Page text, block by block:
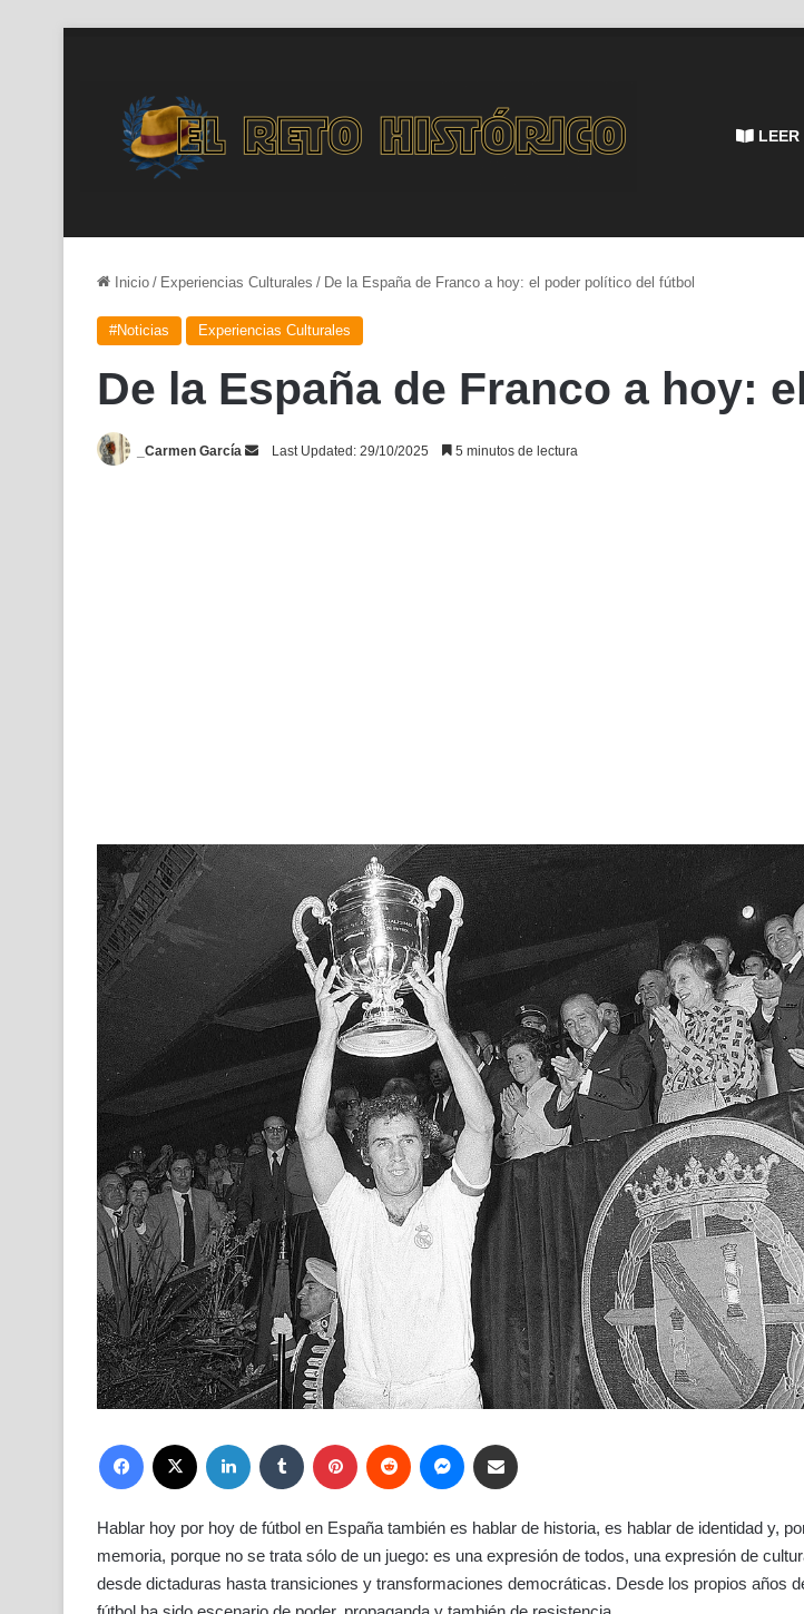
LEER
Inicio / Experiencias Culturales / De la España de Franco a hoy: el poder político del fútbol
#Noticias Experiencias Culturales
De la España de Franco a hoy:
_Carmen García
SendLast Updated: 29/10/2025 5 minutos de lectura
Facebook LinkedIn Tumblr Pinterest Reddit Messenger
Hablar hoy por hoy de fútbol en España también es hablar de historia, es hablar de identidad y,
memoria, porque no se trata sólo de un juego: es una expresión de todos, una expresión de
desde dictaduras hasta transiciones y transformaciones democráticas. Desde los propios años